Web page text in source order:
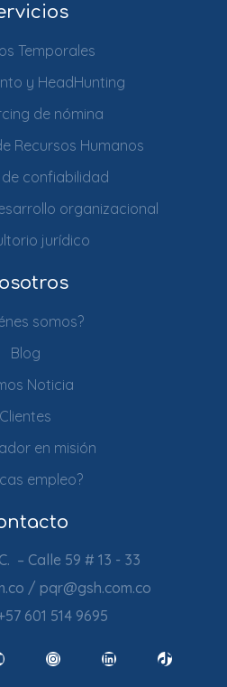
Temporales
y HeadHunting
de nómina
Recursos Humanos
confiabilidad
organizacional
jurídico
somos?
Blog
Noticia
Clientes
en misión
empleo?
– Calle 59 # 13 - 33
/ pqr@gsh.com.co
601 514 9695
InstagramLinkedIn TikTok